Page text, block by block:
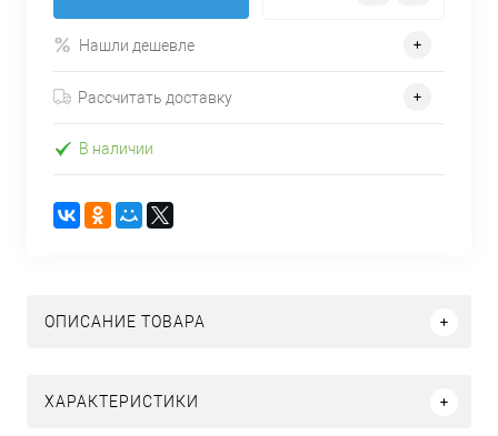
Нашли дешевле
Рассчитать доставку
В наличии
ОПИСАНИЕ ТОВАРА
ХАРАКТЕРИСТИКИ